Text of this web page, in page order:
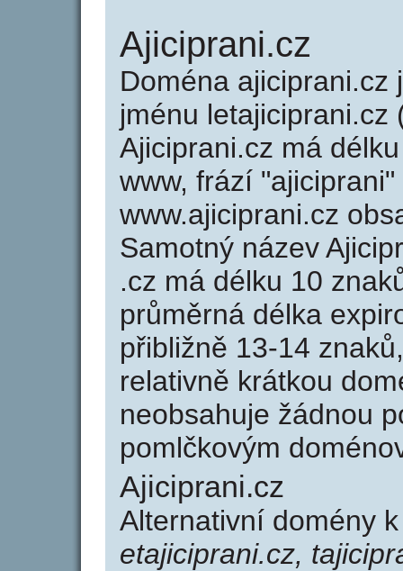
Ajiciprani.cz
Doména ajiciprani.cz
jménu letajiciprani.cz
Ajiciprani.cz má
www, frází
www.ajiciprani.cz
Samotný název
.cz má délku 10
průměrná délka
přibližně 13-14
relativně krátkou
neobsahuje žádnou
pomlčkovým
Ajiciprani.cz
Alternativní domény
etajiciprani.cz,